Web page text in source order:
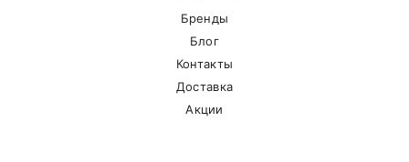
Бренды
Блог
Контакты
Доставка
Акции